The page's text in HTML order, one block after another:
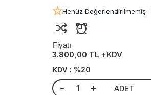
Henüz Değerlendirilmemiş
Fiyatı
3.800,00 TL +KDV
KDV : %20
- + ADET